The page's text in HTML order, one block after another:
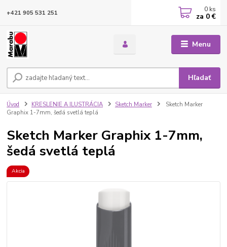
Menu
Hľadať
+421 905 531 251 0 ks
za 0 €
Úvod KRESLENIE A ILUSTRÁCIA Sketch Marker
Sketch Marker
Graphix 1-7mm, šedá svetlá teplá
Sketch Marker Graphix 1-7mm,
šedá svetlá teplá
Akcia